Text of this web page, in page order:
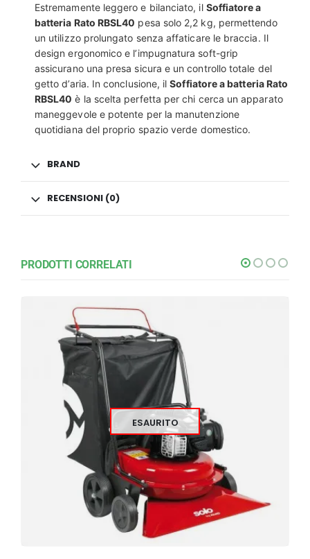
Estremamente leggero e bilanciato, il Soffiatore a
batteria Rato RBSL40 pesa solo 2,2 kg, permettendo
un utilizzo prolungato senza affaticare le braccia. Il
design ergonomico e l’impugnatura soft-grip
assicurano una presa sicura e un controllo totale del
getto d’aria. In conclusione, ilSoffiatore a batteria Rato
RBSL40 è la scelta perfetta per chi cerca un apparato
maneggevole e potente per la manutenzione
quotidiana del proprio spazio verde domestico.
BRAND
RECENSIONI (0)
PRODOTTI CORRELATI
ESAURITO